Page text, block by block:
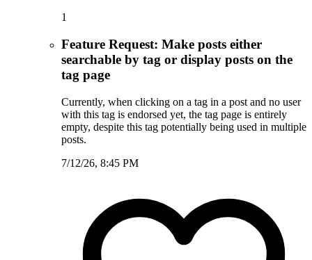
1
Feature Request: Make posts either
searchable by tag or display posts on the
tag page
Currently, when clicking on a tag in a post and no user
with this tag is endorsed yet, the tag page is entirely
empty, despite this tag potentially being used in multiple
posts.
7/12/26, 8:45 PM